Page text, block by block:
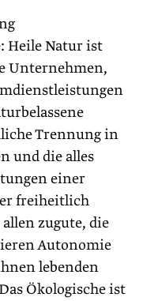
Heile Natur ist
Unternehmen,
Trennung in
und die alles
einer
freiheitlich
zugute, die
Autonomie
lebenden
Ökologische ist